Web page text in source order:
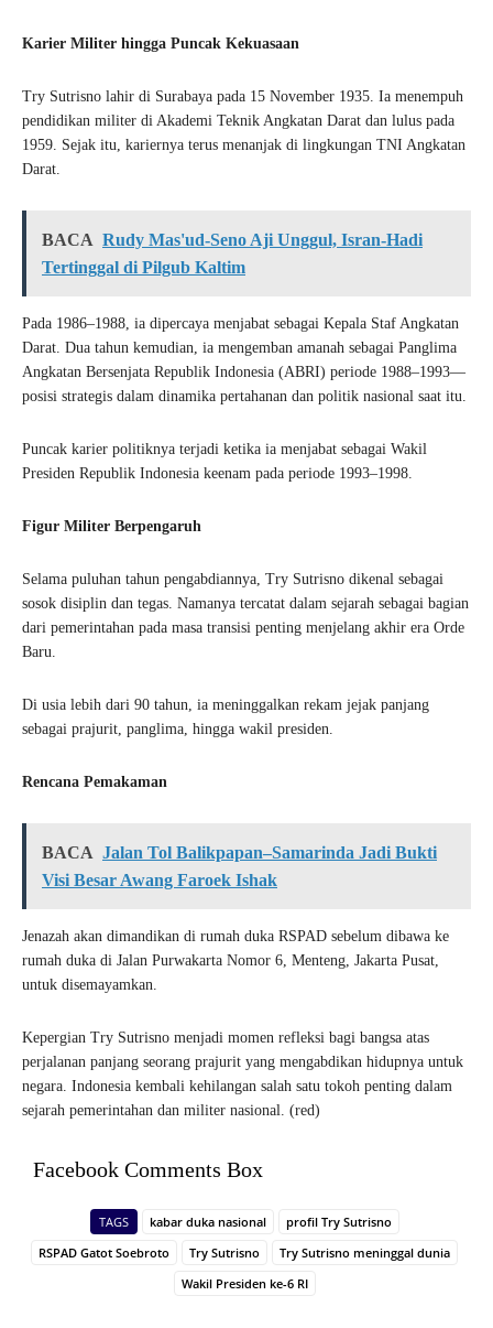
Karier Militer hingga Puncak Kekuasaan
Try Sutrisno lahir di Surabaya pada 15 November 1935. Ia menempuh
pendidikan militer di Akademi Teknik Angkatan Darat dan lulus pada
1959. Sejak itu, kariernya terus menanjak di lingkungan TNI Angkatan
Darat.
BACA Rudy Mas'ud-Seno Aji Unggul, Isran-Hadi
Tertinggal di Pilgub Kaltim
Pada 1986–1988, ia dipercaya menjabat sebagai Kepala Staf Angkatan
Darat. Dua tahun kemudian, ia mengemban amanah sebagai Panglima
Angkatan Bersenjata Republik Indonesia (ABRI) periode 1988–1993—
posisi strategis dalam dinamika pertahanan dan politik nasional saat itu.
Puncak karier politiknya terjadi ketika ia menjabat sebagai Wakil
Presiden Republik Indonesia keenam pada periode 1993–1998.
Figur Militer Berpengaruh
Selama puluhan tahun pengabdiannya, Try Sutrisno dikenal sebagai
sosok disiplin dan tegas. Namanya tercatat dalam sejarah sebagai bagian
dari pemerintahan pada masa transisi penting menjelang akhir era Orde
Baru.
Di usia lebih dari 90 tahun, ia meninggalkan rekam jejak panjang
sebagai prajurit, panglima, hingga wakil presiden.
Rencana Pemakaman
BACA Jalan Tol Balikpapan–Samarinda Jadi Bukti
Visi Besar Awang Faroek Ishak
Jenazah akan dimandikan di rumah duka RSPAD sebelum dibawa ke
rumah duka di Jalan Purwakarta Nomor 6, Menteng, Jakarta Pusat,
untuk disemayamkan.
Kepergian Try Sutrisno menjadi momen refleksi bagi bangsa atas
perjalanan panjang seorang prajurit yang mengabdikan hidupnya untuk
negara. Indonesia kembali kehilangan salah satu tokoh penting dalam
sejarah pemerintahan dan militer nasional. (red)
Facebook Comments Box
TAGS kabar duka nasional
profil Try Sutrisno
RSPAD Gatot Soebroto
Try Sutrisno
Try Sutrisno meninggal dunia
Wakil Presiden ke-6 RI